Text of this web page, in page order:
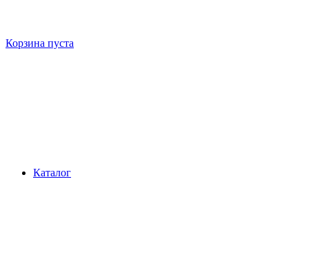
Корзина пуста
Каталог